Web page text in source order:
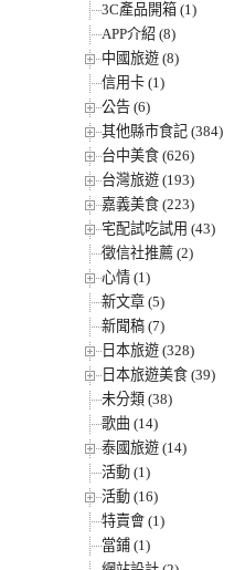
3C產品開箱 (1)
APP介紹 (8)
中國旅遊 (8)
信用卡 (1)
公告 (6)
其他縣市食記 (384)
台中美食 (626)
台灣旅遊 (193)
嘉義美食 (223)
宅配試吃試用 (43)
徵信社推薦 (2)
心情 (1)
新文章 (5)
新聞稿 (7)
日本旅遊 (328)
日本旅遊美食 (39)
未分類 (38)
歌曲 (14)
泰國旅遊 (14)
活動 (1)
活動 (16)
特賣會 (1)
當鋪 (1)